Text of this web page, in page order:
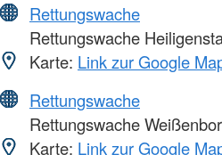
Rettungswache
Rettungswache
Karte: Link zur Google
Rettungswache
Rettungswache
Karte: Link zur Google